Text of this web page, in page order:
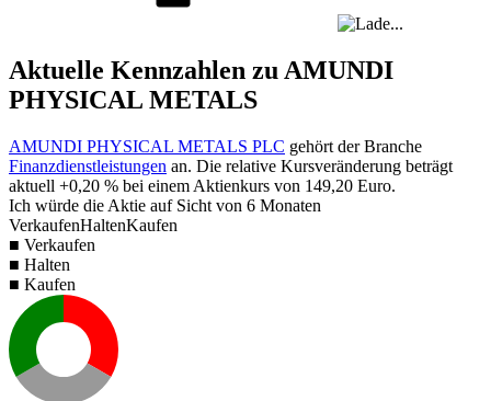
Aktuelle Kennzahlen zu AMUNDI
PHYSICAL METALS
AMUNDI PHYSICAL METALS PLC gehört der Branche
Finanzdienstleistungen an. Die relative Kursveränderung beträgt
aktuell +0,20 % bei einem Aktienkurs von 149,20 Euro.
Ich würde die Aktie auf Sicht von 6 Monaten
VerkaufenHaltenKaufen
■ Verkaufen
■ Halten
■ Kaufen